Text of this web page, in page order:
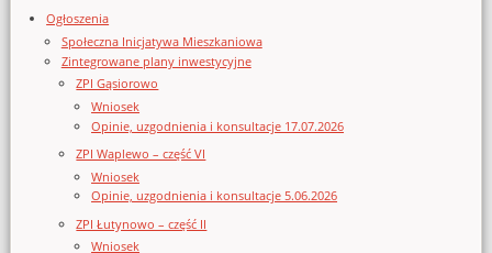
Ogłoszenia
Społeczna Inicjatywa Mieszkaniowa
Zintegrowane plany inwestycyjne
ZPI Gąsiorowo
Wniosek
Opinie, uzgodnienia i konsultacje 17.07.2026
ZPI Waplewo – część VI
Wniosek
Opinie, uzgodnienia i konsultacje 5.06.2026
ZPI Łutynowo – część II
Wniosek